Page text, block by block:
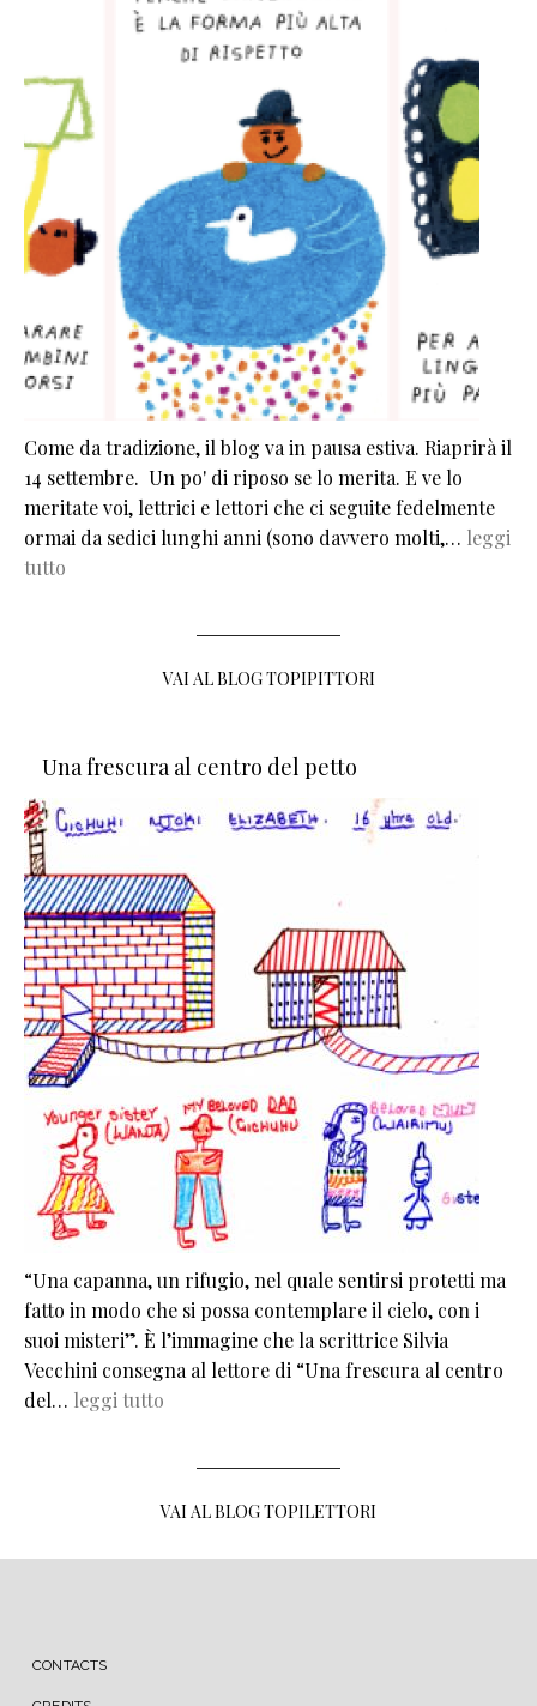
Come da tradizione, il blog va in pausa estiva. Riaprirà il
14 settembre. Un po' di riposo se lo merita. E ve lo
meritate voi, lettrici e lettori che ci seguite fedelmente
ormai da sedici lunghi anni (sono davvero molti,… leggi
tutto
VAI AL BLOG TOPIPITTORI
Una frescura al centro del petto
“Una capanna, un rifugio, nel quale sentirsi protetti ma
fatto in modo che si possa contemplare il cielo, con i
suoi misteri”. È l’immagine che la scrittrice Silvia
Vecchini consegna al lettore di “Una frescura al centro
del… leggi tutto
VAI AL BLOG TOPILETTORI
MENU FOOTER
CONTACTS